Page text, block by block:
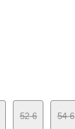
52-6 54-6